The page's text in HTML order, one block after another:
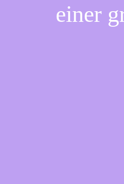
einer